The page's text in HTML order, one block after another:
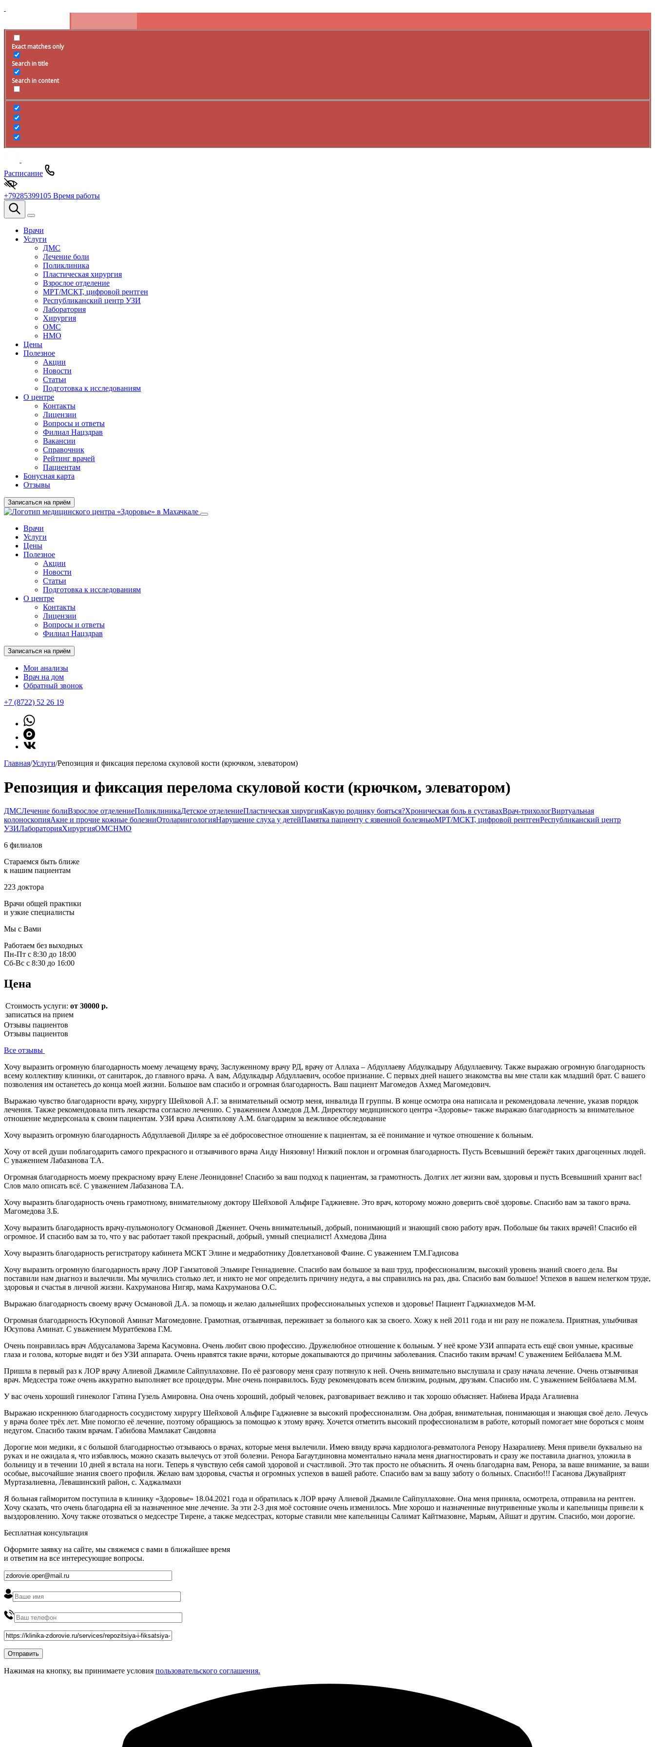
Exact matches only
Search in title
Search in content
Расписание
+79285399105 Время работы
Врачи
Услуги
ДМС
Лечение боли
Поликлиника
Пластическая хирургия
Взрослое отделение
МРТ/МСКТ, цифровой рентген
Республиканский центр УЗИ
Лаборатория
Хирургия
ОМС
НМО
Цены
Полезное
Акции
Новости
Статьи
Подготовка к исследованиям
О центре
Контакты
Лицензии
Вопросы и ответы
Филиал Нацздрав
Вакансии
Справочник
Рейтинг врачей
Пациентам
Бонусная карта
Отзывы
Записаться на приём
Врачи
Услуги
Цены
Полезное
Акции
Новости
Статьи
Подготовка к исследованиям
О центре
Контакты
Лицензии
Вопросы и ответы
Филиал Нацздрав
Записаться на приём
Мои анализы
Врач на дом
Обратный звонок
+7 (8722) 52 26 19
Главная/Услуги/Репозиция и фиксация перелома скуловой кости (крючком, элеватором)
Репозиция и фиксация перелома скуловой кости (крючком, элеватором)
ДМСЛечение болиВзрослое отделениеПоликлиникаДетское отделениеПластическая хирургияКакую родинку бояться?Хроническая боль в суставахВрач-трихологВиртуальная
колоноскопияАкне и прочие кожные болезниОтоларингологияНарушение слуха у детейПамятка пациенту с язвенной болезньюМРТ/МСКТ, цифровой рентгенРеспубликанский центр
УЗИЛабораторияХирургияОМСНМО
6 филиалов
Стараемся быть ближе
к нашим пациентам
223 доктора
Врачи общей практики
и узкие специалисты
Мы с Вами
Работаем без выходных
Пн-Пт с 8:30 до 18:00
Сб-Вс с 8:30 до 16:00
Цена
Стоимость услуги: от 30000 р.
записаться на прием
Отзывы пациентов
Отзывы пациентов
Все отзывы
Хочу выразить огромную благодарность моему лечащему врачу, Заслуженному врачу РД, врачу от Аллаха – Абдуллаеву Абдулкадыру Абдуллаевичу. Также выражаю огромную благодарность
всему коллективу клиники, от санитарок, до главного врача. А вам, Абдулкадыр Абдуллаевич, особое признание. С первых дней нашего знакомства вы мне стали как младший брат. С вашего
позволения им останетесь до конца моей жизни. Большое вам спасибо и огромная благодарность. Ваш пациент Магомедов Ахмед Магомедович.
Выражаю чувство благодарности врачу, хирургу Шейховой А.Г. за внимательный осмотр меня, инвалида II группы. В конце осмотра она написала и рекомендовала лечение, указав порядок
лечения. Также рекомендовала пить лекарства согласно лечению. С уважением Ахмедов Д.М. Директору медицинского центра «Здоровье» также выражаю благодарность за внимательное
отношение медперсонала к своим пациентам. УЗИ врача Асиятилову А.М. благодарим за вежливое обследование
Хочу выразить огромную благодарность Абдуллаевой Диляре за её добросовестное отношение к пациентам, за её понимание и чуткое отношение к больным.
Хочу от всей души поблагодарить самого прекрасного и отзывчивого врача Аиду Ниязовну! Низкий поклон и огромная благодарность. Пусть Всевышний бережёт таких драгоценных людей.
С уважением Лабазанова Т.А.
Огромная благодарность моему прекрасному врачу Елене Леонидовне! Спасибо за ваш подход к пациентам, за грамотность. Долгих лет жизни вам, здоровья и пусть Всевышний хранит вас!
Слов мало описать всё. С уважением Лабазанова Т.А.
Хочу выразить благодарность очень грамотному, внимательному доктору Шейховой Альфире Гаджиевне. Это врач, которому можно доверить своё здоровье. Спасибо вам за такого врача.
Магомедова З.Б.
Хочу выразить благодарность врачу-пульмонологу Османовой Дженнет. Очень внимательный, добрый, понимающий и знающий свою работу врач. Побольше бы таких врачей! Спасибо ей
огромное. И спасибо вам за то, что у вас работает такой прекрасный, добрый, умный специалист! Ахмедова Дина
Хочу выразить благодарность регистратору кабинета МСКТ Элине и медработнику Довлетхановой Фаине. С уважением Т.М.Гадисова
Хочу выразить огромную благодарность врачу ЛОР Гамзатовой Эльмире Геннадиевне. Спасибо вам большое за ваш труд, профессионализм, высокий уровень знаний своего дела. Вы
поставили нам диагноз и вылечили. Мы мучились столько лет, и никто не мог определить причину недуга, а вы справились на раз, два. Спасибо вам большое! Успехов в вашем нелегком труде,
здоровья и счастья в личной жизни. Кахруманова Нигяр, мама Кахруманова О.С.
Выражаю благодарность своему врачу Османовой Д.А. за помощь и желаю дальнейших профессиональных успехов и здоровье! Пациент Гаджиахмедов М-М.
Огромная благодарность Юсуповой Аминат Магомедовне. Грамотная, отзывчивая, переживает за больного как за своего. Хожу к ней 2011 года и ни разу не пожалела. Приятная, улыбчивая
Юсупова Аминат. С уважением Муратбекова Г.М.
Очень понравилась врач Абдусаламова Зарема Касумовна. Очень любит свою профессию. Дружелюбное отношение к больным. У неё кроме УЗИ аппарата есть ещё свои умные, красивые
глаза и голова, которые видят и без УЗИ аппарата. Очень нравятся такие врачи, которые докапываются до причины заболевания. Спасибо таким врачам! С уважением Бейбалаева М.М.
Пришла в первый раз к ЛОР врачу Алиевой Джамиле Сайпуллаховне. По её разговору меня сразу потянуло к ней. Очень внимательно выслушала и сразу начала лечение. Очень отзывчивая
врач. Медсестра тоже очень аккуратно выполняет все процедуры. Мне очень понравилось. Буду рекомендовать всем близким, родным, друзьям. Спасибо им. С уважением Бейбалаева М.М.
У вас очень хороший гинеколог Гатина Гузель Амировна. Она очень хороший, добрый человек, разговаривает вежливо и так хорошо объясняет. Набиева Ирада Агалиевна
Выражаю искреннюю благодарность сосудистому хирургу Шейховой Альфире Гаджиевне за высокий профессионализм. Она добрая, внимательная, понимающая и знающая своё дело. Лечусь
у врача более трёх лет. Мне помогло её лечение, поэтому обращаюсь за помощью к этому врачу. Хочется отметить высокий профессионализм в работе, который помогает мне бороться с моим
недугом. Спасибо таким врачам. Габибова Мамлакат Саидовна
Дорогие мои медики, я с большой благодарностью отзываюсь о врачах, которые меня вылечили. Имею ввиду врача кардиолога-ревматолога Ренору Назаралиеву. Меня привели буквально на
руках и не ожидала я, что избавлюсь, можно сказать вылечусь от этой болезни. Ренора Багаутдиновна моментально начала меня диагностировать и сразу же поставила диагноз, уложила в
больницу и в течении 10 дней я встала на ноги. Теперь я чувствую себя самой здоровой и счастливой. Это так просто не объяснить. Я очень благодарна вам, Ренора, за ваше внимание, за ваши
особые, высочайшие знания своего профиля. Желаю вам здоровья, счастья и огромных успехов в вашей работе. Спасибо вам за вашу заботу о больных. Спасибо!!! Гасанова Джувайрият
Муртазалиевна, Левашинский район, с. Хаджалмахи
Я больная гайморитом поступила в клинику «Здоровье» 18.04.2021 года и обратилась к ЛОР врачу Алиевой Джамиле Сайпуллаховне. Она меня приняла, осмотрела, отправила на рентген.
Хочу сказать, что очень благодарна ей за назначенное мне лечение. За эти 2-3 дня моё состояние очень изменилось. Мне хорошо и назначенные внутривенные уколы и капельницы привели к
выздоровлению. Хочу также отозваться о медсестре Тирене, а также медсестрах, которые ставили мне капельницы Салимат Кайтмазовне, Марьям, Айшат и другим. Спасибо, мои дорогие.
Бесплатная консультация
Оформите заявку на сайте, мы свяжемся с вами в ближайшее время
и ответим на все интересующие вопросы.
Нажимая на кнопку, вы принимаете условия пользовательского соглашения.